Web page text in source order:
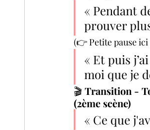
« Pendant
prouver
(👉 Petite pause
« Et puis
moi que je
🎬 Transition -
(2ème scène)
« Ce que